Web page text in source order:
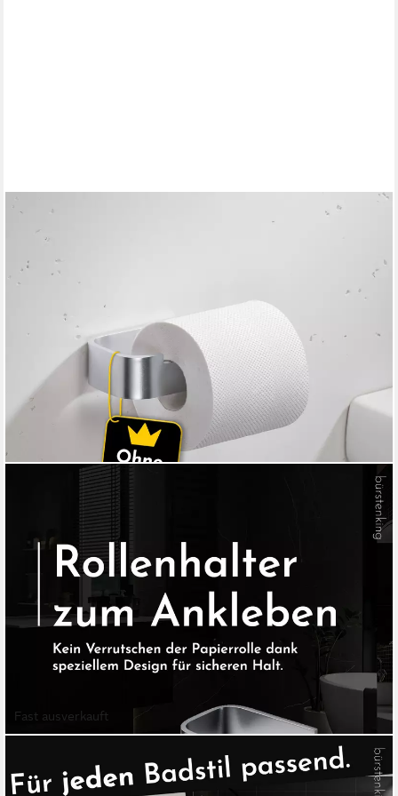
Fast ausverkauft
Toilettenpapierhalter ohne Bohren, Selbstklebender
Klopapierhalter, WC-Rollenhalter